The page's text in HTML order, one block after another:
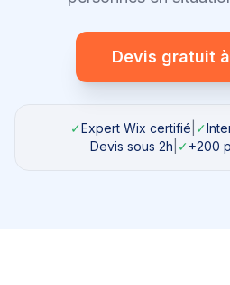
Devis gratuit à
✓Expert Wix certifié ✓
Devis sous 2h ✓+200